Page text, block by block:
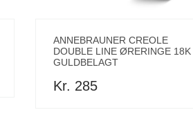
ANNEBRAUNER CREOLE
DOUBLE LINE ØRERINGE 18K
GULDBELAGT
Kr. 285